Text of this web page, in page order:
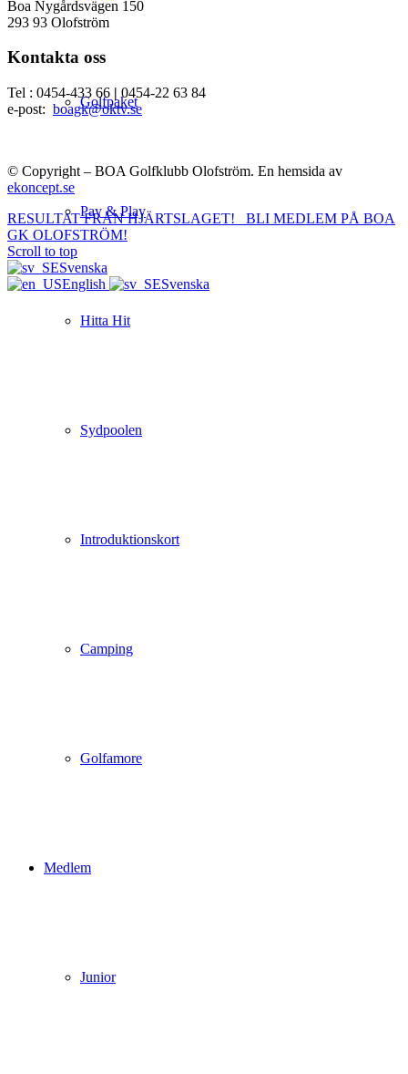
Golfpaket
Pay & Play
Hitta Hit
Sydpoolen
Introduktionskort
Camping
Golfamore
Medlem
Junior
Boa Nygårdsvägen 150
293 93 Olofström
Kontakta oss
Tel : 0454-433 66 | 0454-22 63 84
e-post: boagk@oktv.se
© Copyright – BOA Golfklubb Olofström. En hemsida av
ekoncept.se
RESULTAT FRÅN HJÄRTSLAGET!
BLI MEDLEM PÅ BOA
GK OLOFSTRÖM!
Scroll to top
Svenska
English
Svenska